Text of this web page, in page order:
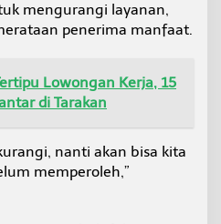
mengurangi layanan,
penerima manfaat.
Lowongan Kerja, 15
di Tarakan
nanti akan bisa kita
memperoleh,”